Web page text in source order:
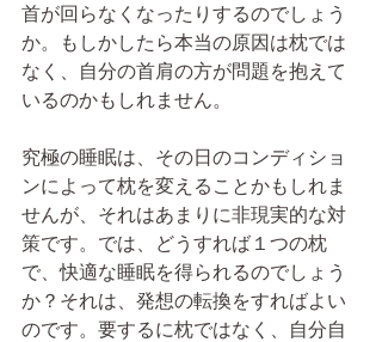
首が回らなくなったりするのでしょう
か。もしかしたら本当の原因は枕では
なく、自分の首肩の方が問題を抱えて
いるのかもしれません。
究極の睡眠は、その日のコンディショ
ンによって枕を変えることかもしれま
せんが、それはあまりに非現実的な対
策です。では、どうすれば１つの枕
で、快適な睡眠を得られるのでしょう
か？それは、発想の転換をすればよい
のです。要するに枕ではなく、自分自